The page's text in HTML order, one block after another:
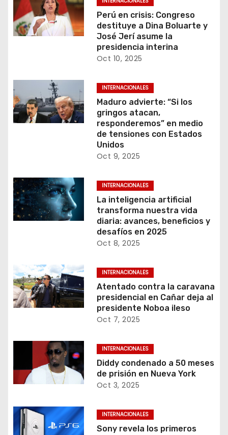
s
Perú en crisis: Congreso
destituye a Dina Boluarte y
José Jerí asume la
presidencia interina
Oct 10, 2025
INTERNACIONALES
Maduro advierte: “Si los
gringos atacan,
responderemos” en medio
de tensiones con Estados
Unidos
Oct 9, 2025
INTERNACIONALES
La inteligencia artificial
transforma nuestra vida
diaria: avances, beneficios y
desafíos en 2025
Oct 8, 2025
INTERNACIONALES
Atentado contra la caravana
presidencial en Cañar deja al
presidente Noboa ileso
Oct 7, 2025
INTERNACIONALES
Diddy condenado a 50 meses
de prisión en Nueva York
Oct 3, 2025
INTERNACIONALES
Sony revela los primeros